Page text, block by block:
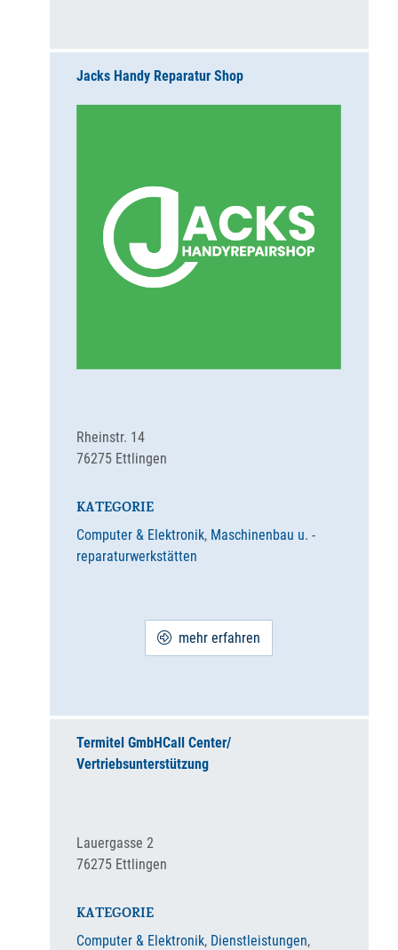
Jacks Handy Reparatur Shop
Rheinstr. 14
76275 Ettlingen
KATEGORIE
Computer & Elektronik, Maschinenbau u. -
reparaturwerkstätten
mehr erfahren
Termitel GmbHCall Center/
Vertriebsunterstützung
Lauergasse 2
76275 Ettlingen
KATEGORIE
Computer & Elektronik, Dienstleistungen,